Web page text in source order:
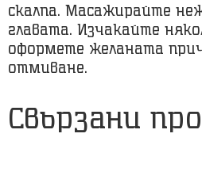
скалпа. Масажирайте
главата. Изчакайте
оформете желаната
отмиване.
Свързани